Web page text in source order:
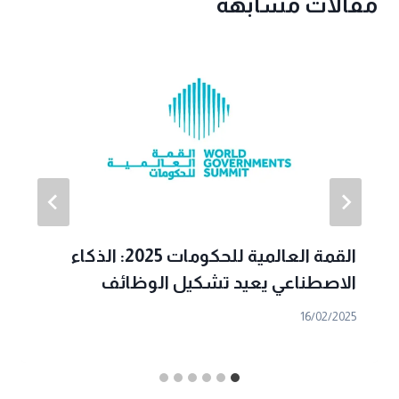
القمة العالمية للحكومات 2025: الذكاء
الاصطناعي يعيد تشكيل الوظائف
16/02/2025